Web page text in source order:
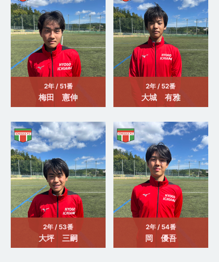
2年 / 51番
梅田 憲伸
2年 / 52番
大城 有雅
2年 / 53番
大坪 三嗣
2年 / 54番
岡 優吾